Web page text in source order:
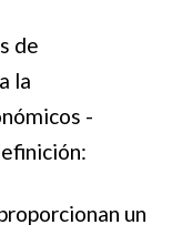
de
la
-
un